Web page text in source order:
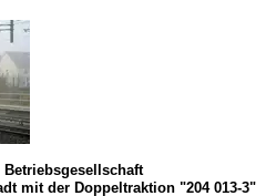
Betriebsgesellschaft
mit der Doppeltraktion "204 013-3"